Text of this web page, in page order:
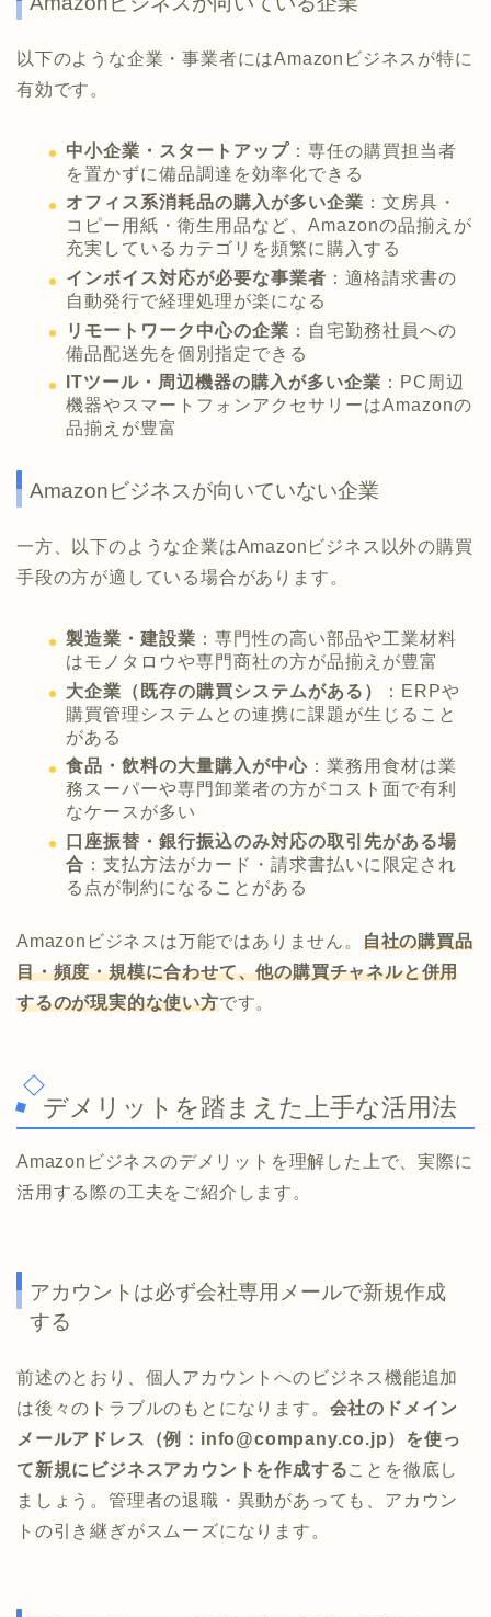
以下のような企業・事業者にはAmazonビジネスが特に
有効です。
中小企業・スタートアップ ：専任の購買担当者
を置かずに備品調達を効率化できる
オフィス系消耗品の購入が多い企業 ：文房具・
コピー用紙・衛生用品など、Amazonの品揃えが
充実しているカテゴリを頻繁に購入する
インボイス対応が必要な事業者 ：適格請求書の
自動発行で経理処理が楽になる
リモートワーク中心の企業 ：自宅勤務社員への
備品配送先を個別指定できる
ITツール・周辺機器の購入が多い企業 ：PC周辺
機器やスマートフォンアクセサリーはAmazonの
品揃えが豊富
Amazonビジネスが向いていない企業
一方、以下のような企業はAmazonビジネス以外の購買
手段の方が適している場合があります。
製造業・建設業 ：専門性の高い部品や工業材料
はモノタロウや専門商社の方が品揃えが豊富
大企業（既存の購買システムがある）
：ERPや
購買管理システムとの連携に課題が生じること
がある
食品・飲料の大量購入が中心 ：業務用食材は業
務スーパーや専門卸業者の方がコスト面で有利
なケースが多い
口座振替・銀行振込のみ対応の取引先がある場
合 ：支払方法がカード・請求書払いに限定され
る点が制約になることがある
Amazonビジネスは万能ではありません。 自社の購買品
目・頻度・規模に合わせて、他の購買チャネルと併用
するのが現実的な使い方です。
デメリットを踏まえた上手な活用法
Amazonビジネスのデメリットを理解した上で、実際に
活用する際の工夫をご紹介します。
アカウントは必ず会社専用メールで新規作成
する
前述のとおり、個人アカウントへのビジネス機能追加
は後々のトラブルのもとになります。 会社のドメイン
メールアドレス（例：info@company.co.jp）を使っ
て新規にビジネスアカウントを作成することを徹底し
ましょう。管理者の退職・異動があっても、アカウン
トの引き継ぎがスムーズになります。